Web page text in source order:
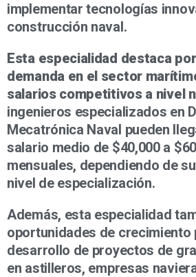
implementar tecnologías
construcción naval.
Esta especialidad destaca
demanda en el sector
salarios competitivos a nivel
ingenieros especializados en
Mecatrónica Naval pueden
salario medio de $40,000 a
mensuales, dependiendo de
nivel de especialización.
Además, esta especialidad
oportunidades de crecimiento
desarrollo de proyectos de
en astilleros, empresas